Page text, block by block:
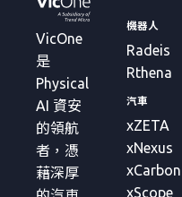
VicOne
是
Physical
AI 資安
的領航
者，憑
藉深厚
機器人
Radeis
Rthena
汽車
xZETA
xNexus
xCarbon
xScope